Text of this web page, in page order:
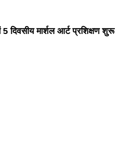
5 दिवसीय मार्शल आर्ट प्रशिक्षण शुरू